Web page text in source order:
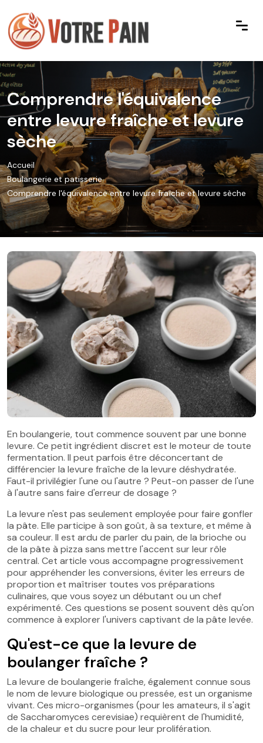
Comprendre l'équivalence
entre levure fraîche et levure
sèche
Accueil
Boulangerie et patisserie
Comprendre l'équivalence entre levure fraîche et levure sèche
En boulangerie, tout commence souvent par une bonne
levure. Ce petit ingrédient discret est le moteur de toute
fermentation. Il peut parfois être déconcertant de
différencier la levure fraîche de la levure déshydratée.
Faut-il privilégier l'une ou l'autre ? Peut-on passer de l'une
à l'autre sans faire d'erreur de dosage ?
La levure n'est pas seulement employée pour faire gonfler
la pâte. Elle participe à son goût, à sa texture, et même à
sa couleur. Il est ardu de parler du pain, de la brioche ou
de la pâte à pizza sans mettre l'accent sur leur rôle
central. Cet article vous accompagne progressivement
pour appréhender les conversions, éviter les erreurs de
proportion et maîtriser toutes vos préparations
culinaires, que vous soyez un débutant ou un chef
expérimenté. Ces questions se posent souvent dès qu'on
commence à explorer l'univers captivant de la pâte levée.
Qu'est-ce que la levure de
boulanger fraîche ?
La levure de boulangerie fraîche, également connue sous
le nom de levure biologique ou pressée, est un organisme
vivant. Ces micro-organismes (pour les amateurs, il s'agit
de Saccharomyces cerevisiae) requièrent de l'humidité,
de la chaleur et du sucre pour leur prolifération.